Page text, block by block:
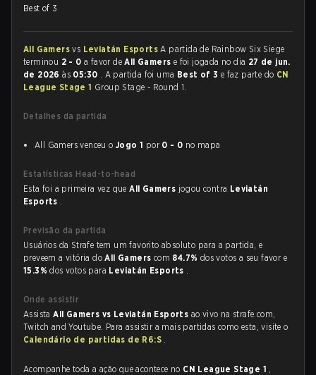
Best of 3
All Gamersvs Leviatán EsportsA partida de Rainbow Six Siege
terminou 2 - 0 a favor deAll Gamers e foi jogada no dia 27 de jun.
de 2026às 05:30 . A partida foi uma Best of 3 e faz parte do CN
League Stage 1 Group Stage - Round 1.
Detalhes da partida
All Gamers venceu o Jogo 1 por 0 - 0 no mapa
Estatísticas Head-to-head
Esta foi a primeira vez queAll Gamers jogou contra Leviatán
Esports .
Previsão da partida
Usuários da Strafe tem um favorito absoluto para a partida, e
preveem a vitória doAll Gamers com 84.7% dos votos a seu favor e
15.3%dos votos para Leviatán Esports .
Onde assistir
AssistaAll Gamers vs Leviatán Esports ao vivo na strafe.com,
Twitch and Youtube. Para assistir a mais partidas como esta, visite o
Calendário de partidas de R6:S .
Acompanhe toda a ação que acontece no CN League Stage 1 ,